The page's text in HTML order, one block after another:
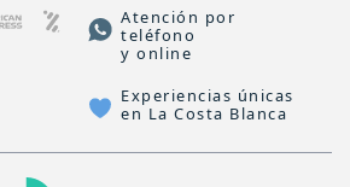
Atención por
teléfono
y online
Experiencias únicas
en La Costa Blanca